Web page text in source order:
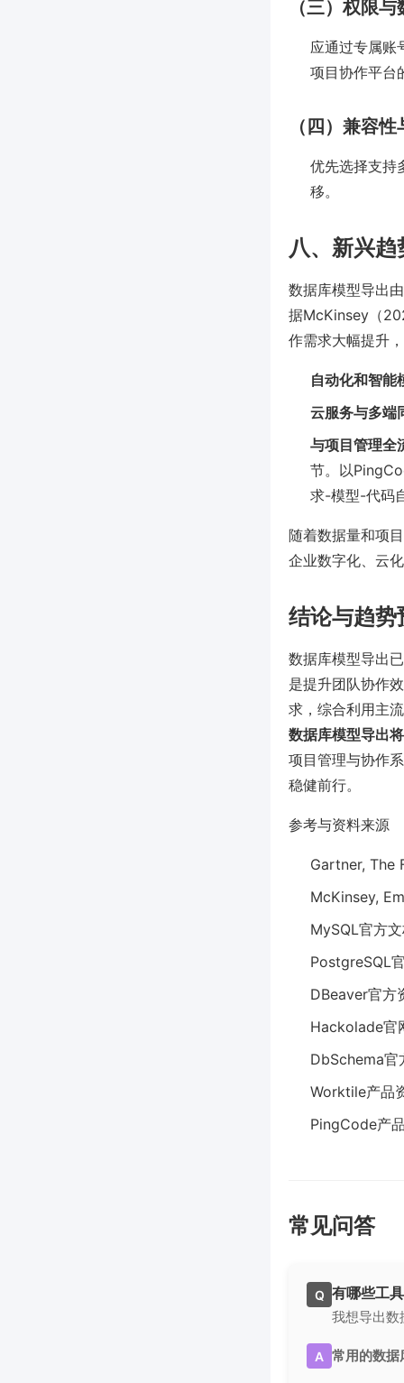
（三）权限
应通过专属账
项目协作平台
（四）兼容
优先选择支持
移。
八、新兴
数据库模型导出
据McKinsey（
作需求大幅提升
自动化和智能
云服务与多端
与项目管理全
节。以
求-模型-代码
随着数据量和项
企业数字化、云
结论与趋势
数据库模型导出
是提升团队协作
求，综合利用主
数据库模型导出
项目管理与协作
稳健前行。
参考与资料来源
Gartner, The
McKinsey,
MySQL官方
PostgreSQL
DBeaver官方
Hackolade官
DbSchema官
Worktile产品
PingCode产
常见问答
Q 有哪些工
我想导出数
A 常用的数据